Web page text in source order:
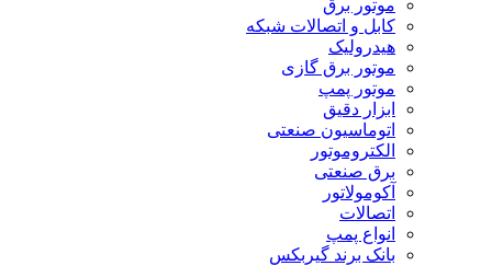
موتور برق
کابل و اتصالات شبکه
هیدرولیک
موتور برق گازی
موتور پمپ
ابزار دقیق
اتوماسیون صنعتی
الکتروموتور
برق صنعتی
آکومولاتور
اتصالات
انواع پمپ
بانک برند گیربکس